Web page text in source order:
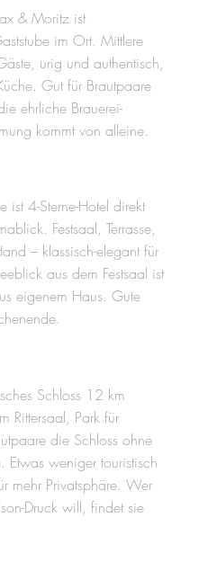
& Moritz ist
im Ort. Mittlere
urig und authentisch,
Gut für Brautpaare
ehrliche Brauerei-
kommt von alleine.
ist 4-Sterne-Hotel direkt
Festsaal, Terrasse,
– klassisch-elegant für
aus dem Festsaal ist
eigenem Haus. Gute
Schloss 12 km
Rittersaal, Park für
die Schloss ohne
Etwas weniger touristisch
mehr Privatsphäre. Wer
Druck will, findet sie